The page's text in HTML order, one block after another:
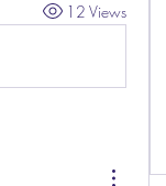
12 Views